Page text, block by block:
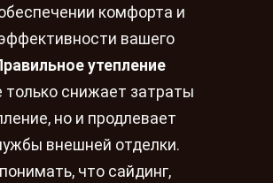
комфорта и
вашего
утепление
только снижает затраты
но и продлевает
внешней отделки.
что сайдинг,